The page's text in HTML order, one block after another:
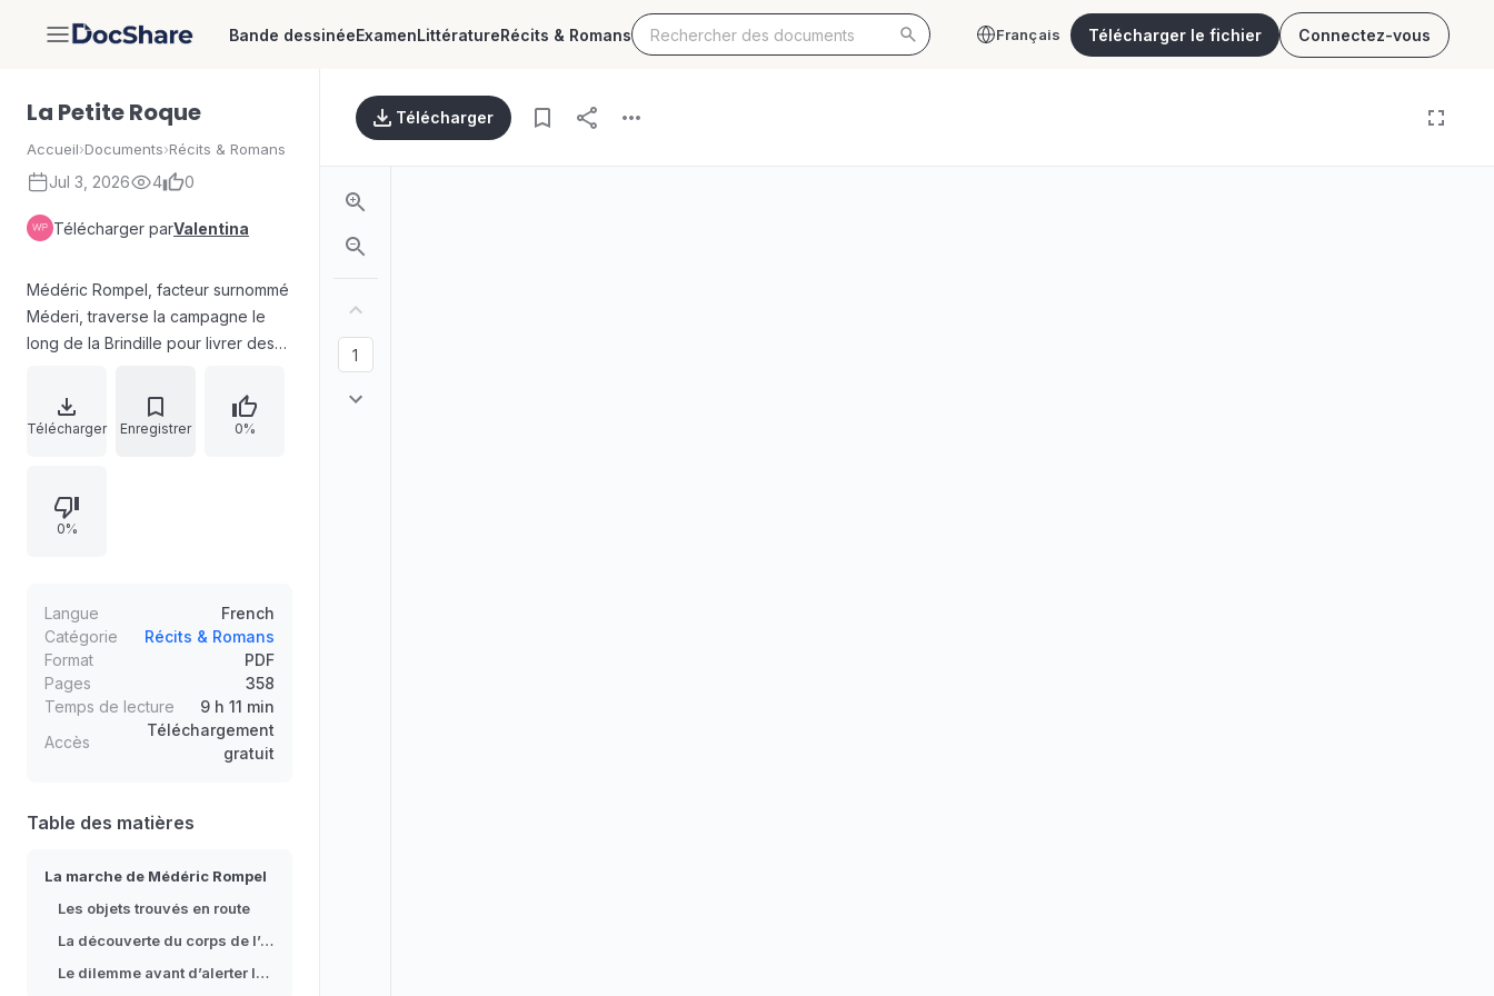
DocShare Bande dessinéeExamenLittératureRécits & Romans Français Télécharger le fichier Connectez-vous
La Petite Roque
Accueil›Documents›Récits & Romans
Jul 3, 2026 4 0
Télécharger parValentina
Médéric Rompel, facteur surnommé
Méderi, traverse la campagne le
long de la Brindille pour livrer des
recueille d’abord de petits objets
perdus, puis découvre une scène
d’années, recouverte d’un
mouchoir, avec un peu de sang.
prévenir le maire.
Télécharger Enregistrer 0%
0%
Langue
French
Catégorie
Récits & Romans
Format
PDF
Pages
358
Temps de lecture
9 h 11 min
Accès
Téléchargement
gratuit
Table des matières
La marche de Médéric Rompel
Les objets trouvés en route
La découverte du corps de l’enfant
Le dilemme avant d’alerter la justice
Télécharger